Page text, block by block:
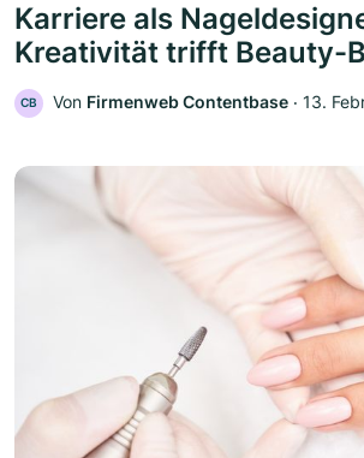
Karriere als
Kreativität trifft Beauty-
CB Von Firmenweb Contentbase ‧ 13.